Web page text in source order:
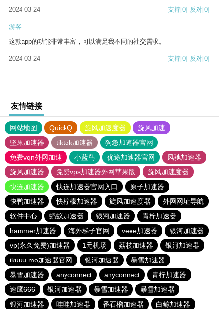
2024-03-24
支持[0] 反对[0]
游客
这款app的功能非常丰富，可以满足我不同的社交需求。
2024-03-24 支持[0] 反对[0]
友情链接
网站地图 QuickQ 旋风加速度器
旋风加速
坚果加速器
tiktok加速器
狗急加速器官网
免费vqn外网加速
小蓝鸟 优途加速器官网
风驰加速器
旋风加速器
免费vps加速器外网苹果版
旋风加速度器
快连加速器
快连加速器官网入口
原子加速器
快鸭加速器
快柠檬加速器 旋风加速度器
外网网址导航
软件中心
蚂蚁加速器 银河加速器
青柠加速器
hammer加速器
海外梯子官网 veee加速器
银河加速器
vp(永久免费)加速器
1元机场 荔枝加速器
银河加速器
ikuuu.me加速器官网
银河加速器
暴雪加速器
暴雪加速器
anyconnect anyconnect
青柠加速器
速鹰666
银河加速器 暴雪加速器
暴雪加速器
银河加速器
哇哇加速器 番石榴加速器 白鲸加速器